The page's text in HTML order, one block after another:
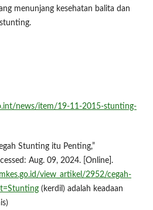
menunjang kesehatan balita dan
news/item/19-11-2015-stunting-
Stunting itu Penting,”
Aug. 09, 2024. [Online].
view_artikel/2952/cegah-
(kerdil) adalah keadaan